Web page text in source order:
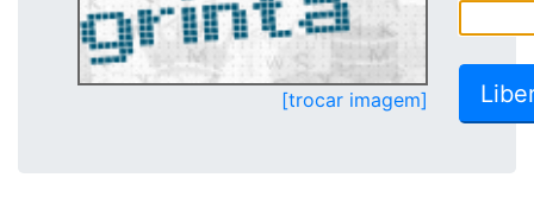
[trocar imagem]